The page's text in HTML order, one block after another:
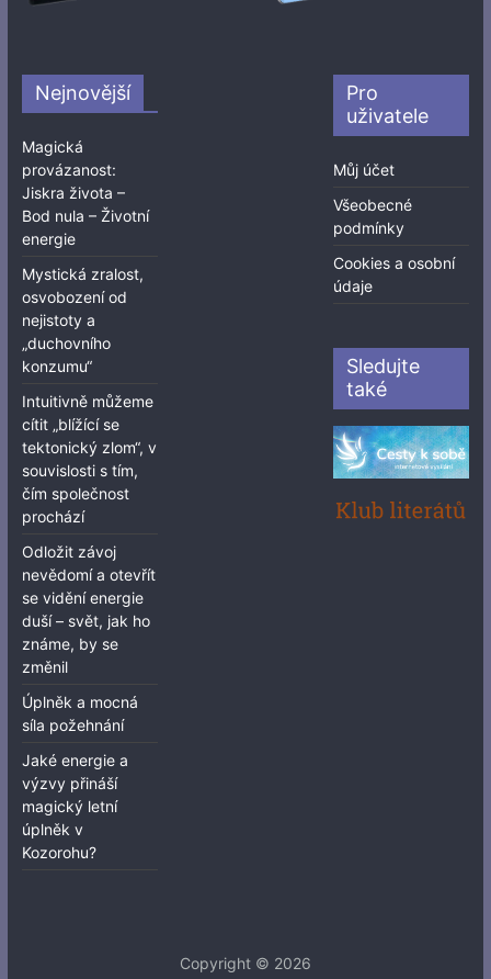
Nejnovější
Magická
provázanost:
Jiskra života –
Bod nula – Životní
energie
Mystická zralost,
osvobození od
nejistoty a
„duchovního
konzumu“
Intuitivně můžeme
cítit „blížící se
tektonický zlom“, v
souvislosti s tím,
čím společnost
prochází
Odložit závoj
nevědomí a otevřít
se vidění energie
duší – svět, jak ho
známe, by se
změnil
Úplněk a mocná
síla požehnání
Jaké energie a
výzvy přináší
magický letní
úplněk v
Kozorohu?
Pro
uživatele
Můj účet
Všeobecné
podmínky
Cookies a osobní
údaje
Sledujte
také
Copyright © 2026